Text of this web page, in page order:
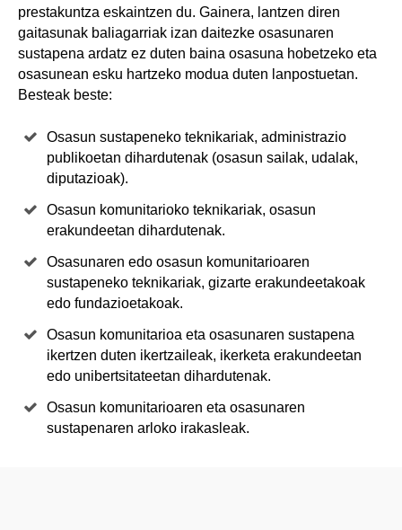
prestakuntza eskaintzen du. Gainera, lantzen diren
gaitasunak baliagarriak izan daitezke osasunaren
sustapena ardatz ez duten baina osasuna hobetzeko eta
osasunean esku hartzeko modua duten lanpostuetan.
Besteak beste:
Osasun sustapeneko teknikariak, administrazio
publikoetan dihardutenak (osasun sailak, udalak,
diputazioak).
Osasun komunitarioko teknikariak, osasun
erakundeetan dihardutenak.
Osasunaren edo osasun komunitarioaren
sustapeneko teknikariak, gizarte erakundeetakoak
edo fundazioetakoak.
Osasun komunitarioa eta osasunaren sustapena
ikertzen duten ikertzaileak, ikerketa erakundeetan
edo unibertsitateetan dihardutenak.
Osasun komunitarioaren eta osasunaren
sustapenaren arloko irakasleak.